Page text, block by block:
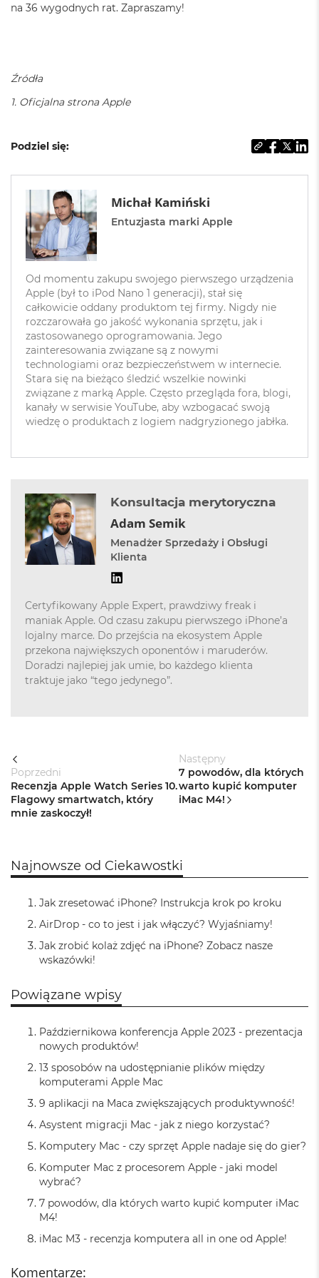
d
ę
R
M
M
a
c
B
o
o
k
A
i
r
8
G
B
R
A
M
M
B
k
A
i
r
1
6
R
A
M
M
a
c
B
r
2
4
G
B
c
B
o
k
r
G
B
R
A
M
e
d
u
g
o
j
e
m
o
na 36 wygodnych rat. Zapraszamy!
Źródła
1. Oficjalna strona Apple
Podziel się:
Michał Kamiński
Entuzjasta marki Apple
Od momentu zakupu swojego pierwszego urządzenia
Apple (był to iPod Nano 1 generacji), stał się
całkowicie oddany produktom tej firmy. Nigdy nie
rozczarowała go jakość wykonania sprzętu, jak i
zastosowanego oprogramowania. Jego
zainteresowania związane są z nowymi
technologiami oraz bezpieczeństwem w internecie.
Stara się na bieżąco śledzić wszelkie nowinki
związane z marką Apple. Często przegląda fora, blogi,
kanały w serwisie YouTube, aby wzbogacać swoją
wiedzę o produktach z logiem nadgryzionego jabłka.
Konsultacja merytoryczna
Adam Semik
Menadżer Sprzedaży i Obsługi
Klienta
Certyfikowany Apple Expert, prawdziwy freak i
maniak Apple. Od czasu zakupu pierwszego iPhone’a
lojalny marce. Do przejścia na ekosystem Apple
przekona największych oponentów i maruderów.
Doradzi najlepiej jak umie, bo każdego klienta
traktuje jako “tego jedynego”.
Poprzedni
Recenzja Apple Watch Series 10.
Flagowy smartwatch, który
mnie zaskoczył!
Następny
7 powodów, dla których
warto kupić komputer
iMac M4!
Najnowsze od Ciekawostki
Jak zresetować iPhone? Instrukcja krok po kroku
AirDrop - co to jest i jak włączyć? Wyjaśniamy!
Jak zrobić kolaż zdjęć na iPhone? Zobacz nasze
wskazówki!
Powiązane wpisy
Październikowa konferencja Apple 2023 - prezentacja
nowych produktów!
13 sposobów na udostępnianie plików między
komputerami Apple Mac
9 aplikacji na Maca zwiększających produktywność!
Asystent migracji Mac - jak z niego korzystać?
Komputery Mac - czy sprzęt Apple nadaje się do gier?
Komputer Mac z procesorem Apple - jaki model
wybrać?
7 powodów, dla których warto kupić komputer iMac
M4!
iMac M3 - recenzja komputera all in one od Apple!
Komentarze: